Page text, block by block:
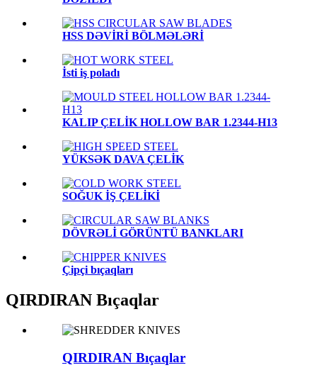
HSS DƏVİRİ BÖLMƏLƏRİ
İsti iş poladı
KALIP ÇELİK HOLLOW BAR 1.2344-H13
YÜKSƏK DAVA ÇELİK
SOĞUK İŞ ÇELİKİ
DÖVRƏLİ GÖRÜNTÜ BANKLARI
Çipçi bıçaqları
QIRDIRAN Bıçaqlar
QIRDIRAN Bıçaqlar